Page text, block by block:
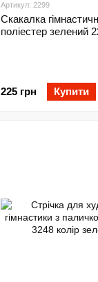
Артикул: 2299
Скакалка
поліестер зелений
225 грн Купити